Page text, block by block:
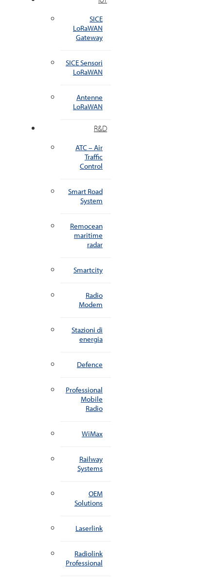
SICE
LoRaWAN
Gateway
SICE Sensori
LoRaWAN
Antenne
LoRaWAN
R&D
ATC – Air
Traffic
Control
Smart Road
System
Remocean
maritime
radar
Smartcity
Radio
Modem
Stazioni di
energia
Defence
Professional
Mobile
Radio
WiMax
Railway
Systems
OEM
Solutions
Laserlink
Radiolink
Professional